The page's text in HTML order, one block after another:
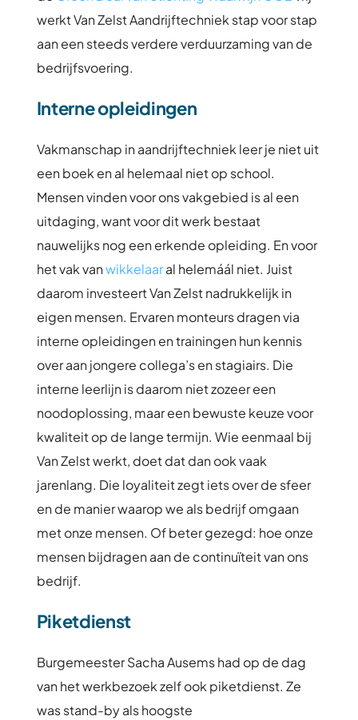
werkt Van Zelst Aandrijftechniek stap voor stap
aan een steeds verdere verduurzaming van de
bedrijfsvoering.
Interne opleidingen
Vakmanschap in aandrijftechniek leer je niet uit
een boek en al helemaal niet op school.
Mensen vinden voor ons vakgebied is al een
uitdaging, want voor dit werk bestaat
nauwelijks nog een erkende opleiding. En voor
het vak vanwikkelaaral helemáál niet. Juist
daarom investeert Van Zelst nadrukkelijk in
eigen mensen. Ervaren monteurs dragen via
interne opleidingen en trainingen hun kennis
over aan jongere collega’s en stagiairs. Die
interne leerlijn is daarom niet zozeer een
noodoplossing, maar een bewuste keuze voor
kwaliteit op de lange termijn. Wie eenmaal bij
Van Zelst werkt, doet dat dan ook vaak
jarenlang. Die loyaliteit zegt iets over de sfeer
en de manier waarop we als bedrijf omgaan
met onze mensen. Of beter gezegd: hoe onze
mensen bijdragen aan de continuïteit van ons
bedrijf.
Piketdienst
Burgemeester Sacha Ausems had op de dag
van het werkbezoek zelf ook piketdienst. Ze
was stand-by als hoogste